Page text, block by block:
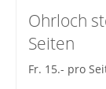
Ohrloch
Seiten
Fr. 15.- pro